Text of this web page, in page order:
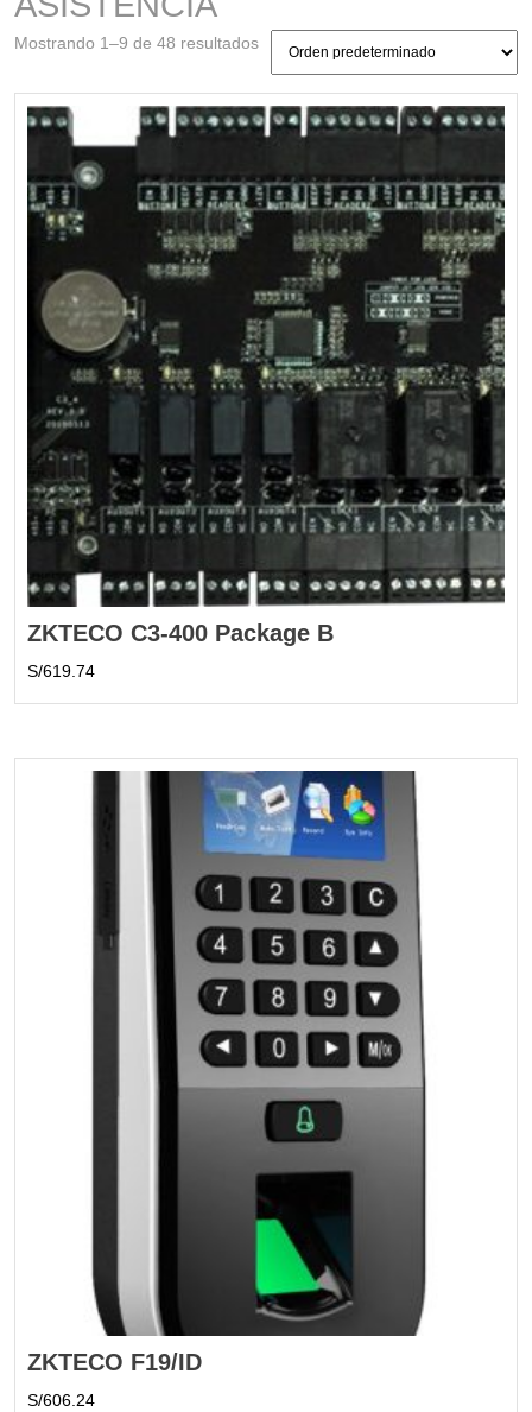
Mostrando 1–9 de 48 resultados
ZKTECO C3-400 Package B
S/619.74
ZKTECO F19/ID
S/606.24